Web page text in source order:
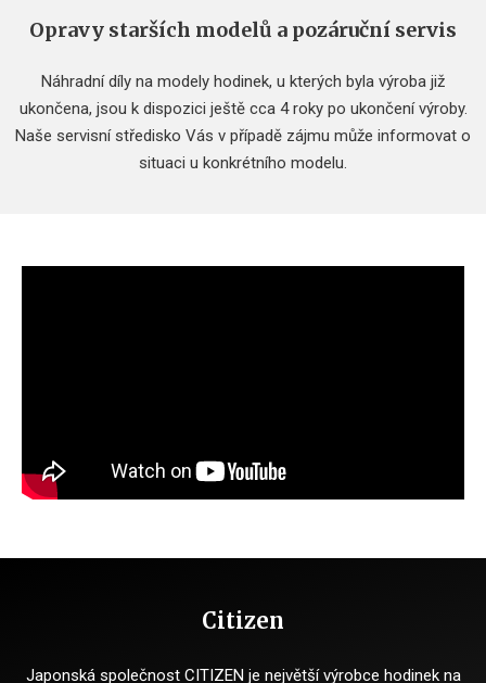
Opravy starších modelů a pozáruční servis
Náhradní díly na modely hodinek, u kterých byla výroba již
ukončena, jsou k dispozici ještě cca 4 roky po ukončení výroby.
Naše servisní středisko Vás v případě zájmu může informovat o
situaci u konkrétního modelu.
Citizen
Japonská společnost CITIZEN je největší výrobce hodinek na